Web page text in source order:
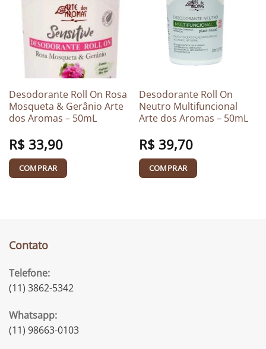
Desodorante Roll On Rosa
Mosqueta & Gerânio Arte
dos Aromas – 50mL
R$33,90
COMPRAR
Desodorante Roll On
Neutro Multifuncional
Arte dos Aromas – 50mL
R$39,70
COMPRAR
Contato
Telefone:
(11) 3862-5342
Whatsapp:
(11) 98663-0103